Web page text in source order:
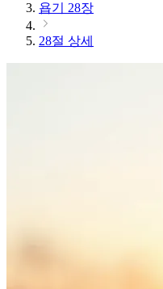
욥기 28장
28절 상세